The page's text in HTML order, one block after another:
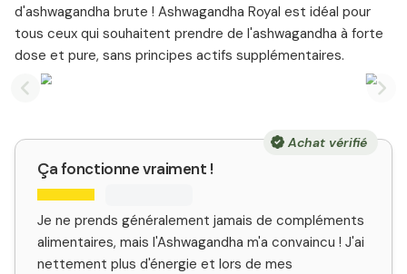
d'ashwagandha brute ! Ashwagandha Royal est idéal pour
tous ceux qui souhaitent prendre de l'ashwagandha à forte
dose et pure, sans principes actifs supplémentaires.
Previous slide
Achat vérifié
Ça fonctionne vraiment !
Je ne prends généralement jamais de compléments
alimentaires, mais l'Ashwagandha m'a convaincu ! J'ai
nettement plus d'énergie et lors de mes